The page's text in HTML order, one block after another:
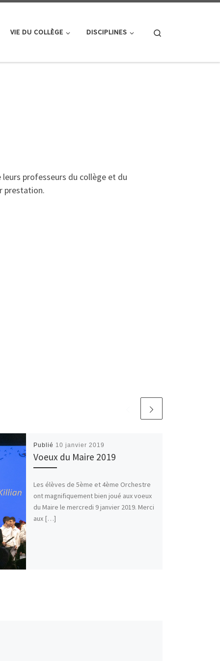
VIE DU COLLÈGE DISCIPLINES
professeurs du collège et du
prestation.
Publié 10 janvier 2019
Voeux du Maire 2019
Les élèves de 5ème et 4ème Orchestre
ont magnifiquement bien joué aux voeux
du Maire le mercredi 9 janvier 2019. Merci
aux […]